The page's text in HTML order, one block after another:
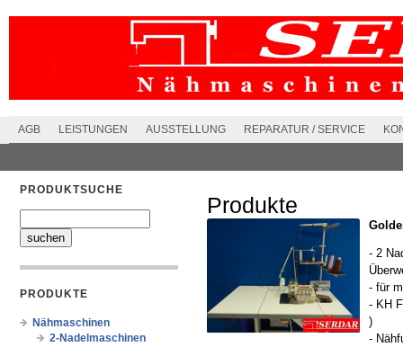
AGB LEISTUNGEN AUSSTELLUNG REPARATUR / SERVICE
PRODUKTSUCHE
PRODUKTE
Nähmaschinen
2-Nadelmaschinen
Produkte
- 2
- für
- KH
)
-